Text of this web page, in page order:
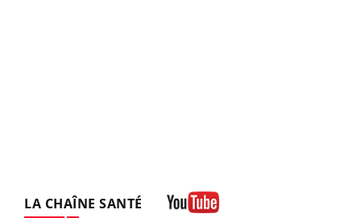
LA CHAÎNE SANTÉ